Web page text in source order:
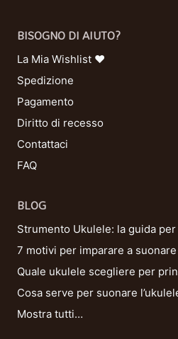
BISOGNO DI AIUTO?
La Mia Wishlist ❤
Spedizione
Pagamento
Diritto di recesso
Contattaci
FAQ
BLOG
Strumento Ukulele: la guida
7 motivi per imparare a suonare
Quale ukulele scegliere per
Cosa serve per suonare
Mostra tutti…